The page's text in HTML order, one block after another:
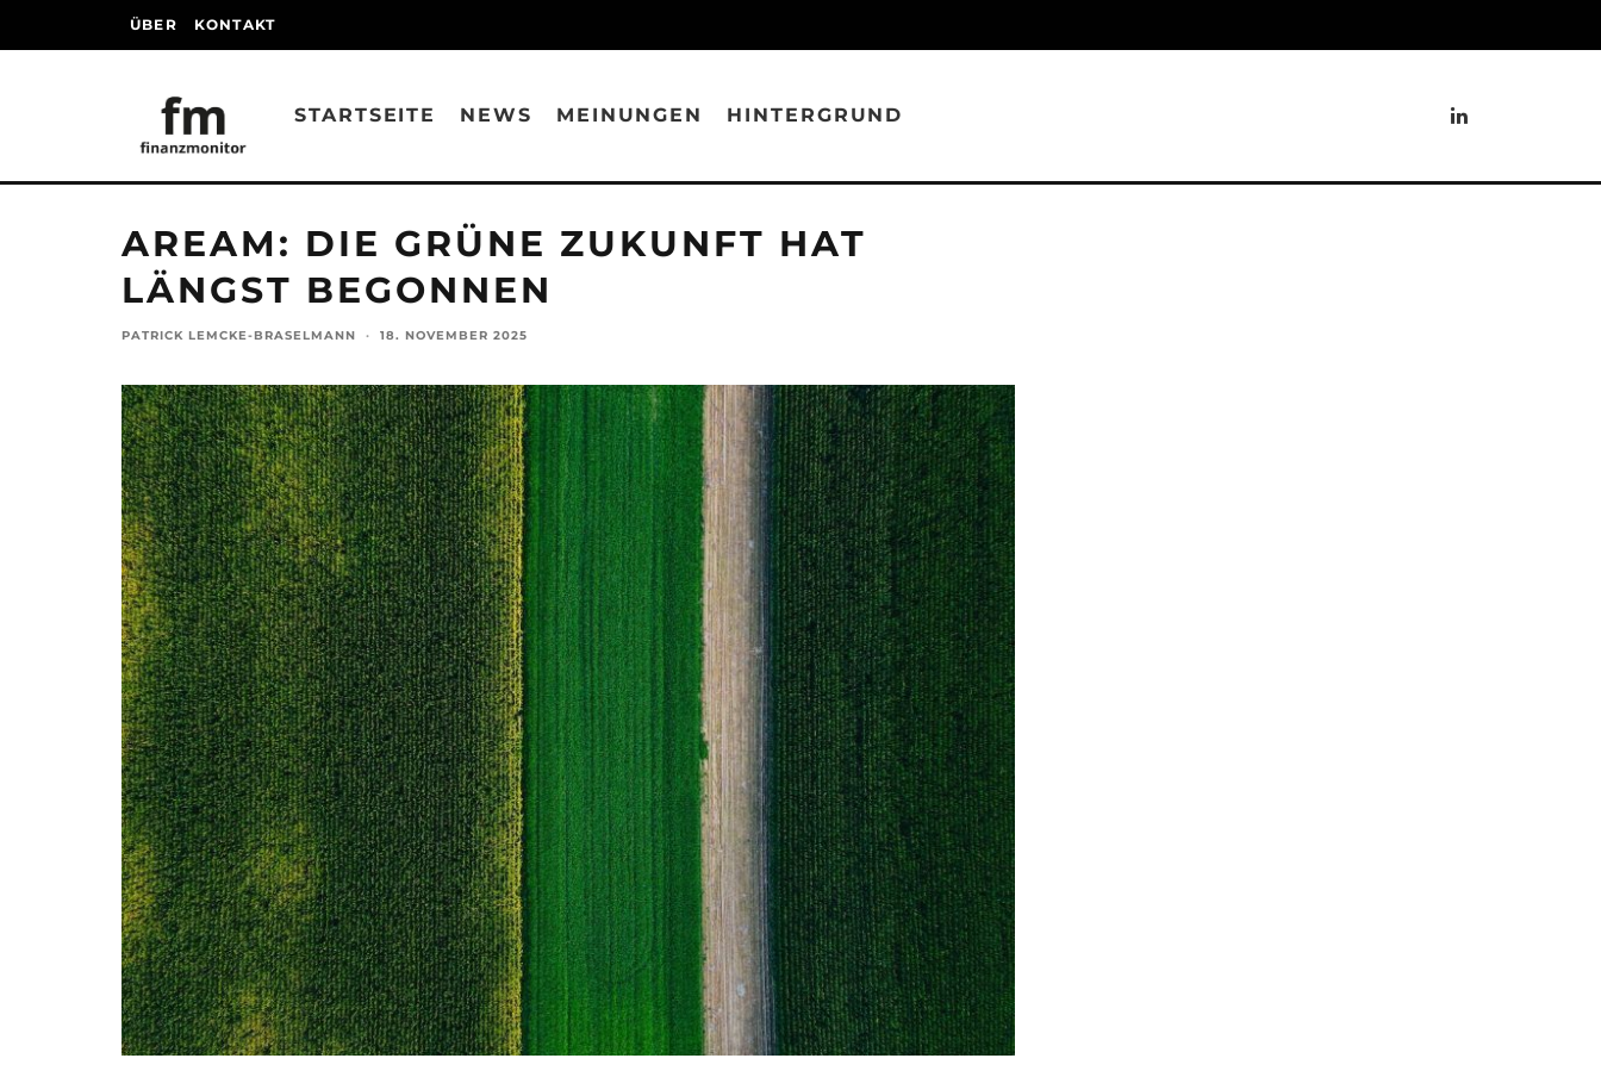
ÜBER KONTAKT
STARTSEITE NEWS MEINUNGEN HINTERGRUND
AREAM: DIE GRÜNE ZUKUNFT HAT
LÄNGST BEGONNEN
PATRICK LEMCKE-BRASELMANN · 18. NOVEMBER 2025